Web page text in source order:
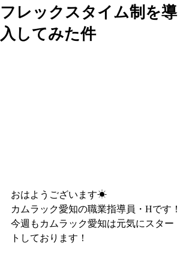
フレックスタイム制を導
入してみた件
おはようございます☀
カムラック愛知の職業指導員・Hです！
今週もカムラック愛知は元気にスター
トしております！